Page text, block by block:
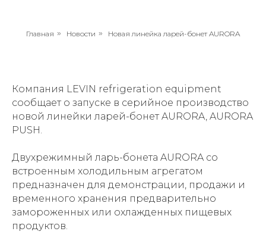
Главная » Новости » Новая линейка ларей-бонет AURORA
Компания LEVIN refrigeration equipment
сообщает о запуске в серийное производство
новой линейки ларей-бонет AURORA, AURORA
PUSH.
Двухрежимный ларь-бонета AURORA со
встроенным холодильным агрегатом
предназначен для демонстрации, продажи и
временного хранения предварительно
замороженных или охлажденных пищевых
продуктов.